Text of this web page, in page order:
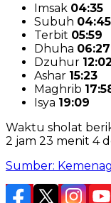
Imsak 04:35
Subuh 04:45
Terbit 05:59
Dhuha 06:27
Dzuhur 12:02
Ashar 15:23
Maghrib
Isya 19:09
Waktu sholat
2 jam 23 menit 2
Sumber: Kemenag